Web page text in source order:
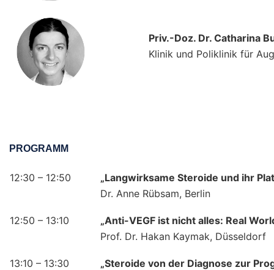
Priv.-Doz. Dr. Catharina
Klinik und Poliklinik für
PROGRAMM
12:30 – 12:50
„Langwirksame Steroide und ihr
Dr. Anne Rübsam, Berlin
12:50 – 13:10 „Anti-VEGF ist nicht alles: Real
Prof. Dr. Hakan Kaymak, Düsseldorf
13:10 – 13:30
„Steroide von der Diagnose zur